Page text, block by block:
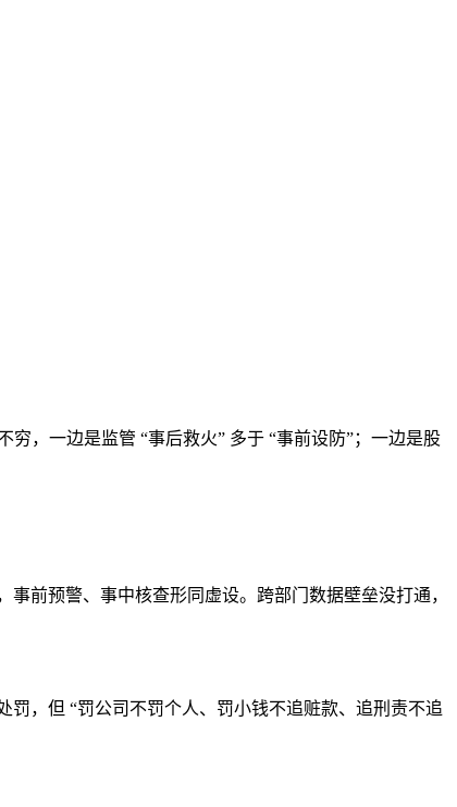
，一边是监管 “事后救火” 多于 “事前设防”；一边是股
前预警、事中核查形同虚设。跨部门数据壁垒没打通，
，但 “罚公司不罚个人、罚小钱不追赃款、追刑责不追